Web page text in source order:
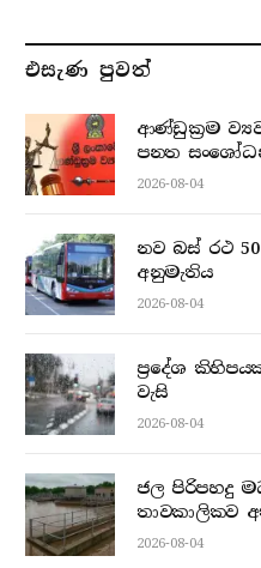
එසැණ පුව​ත්
ආණ්ඩුක්‍රම
පනත
2026-08-04
නව බස් රථ
අනුමැතිය
2026-08-04
ප්‍රදේශ
වැසි
2026-08-04
ජල පිරිපහදු
තාවකාලිකව
2026-08-04